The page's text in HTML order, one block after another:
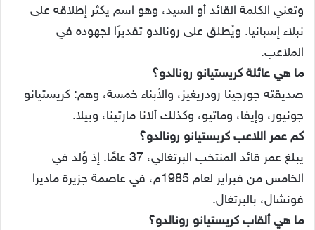
وتعني الكلمة القائد أو السيد، وهو اسم يكثر إطلاقه على
نبلاء إسبانيا. ويُطلق على رونالدو تقديرًا لجهوده في
الملاعب.
ما هي عائلة كريستيانو رونالدو؟
صديقته جورجينا رودريغيز، والأبناء خمسة، وهم: كريستيانو
جونيور، وإيفا، وماتيو، وكذلك ألانا مارتينا، وبيلا.
كم عمر اللاعب كريستيانو رونالدو؟
يبلغ عمر قائد المنتخب البرتغالي، 37 عامًا. إذ وُلد في
الخامس من فبراير لعام 1985م، في عاصمة جزيرة ماديرا
فونشال، بالبرتغال.
ما هي ألقاب كريستيانو رونالدو؟